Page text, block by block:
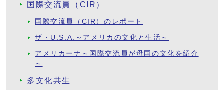
国際交流員（CIR）
国際交流員（CIR）のレポート
ザ・U.S.A.～アメリカの文化と生活～
アメリカーナ～国際交流員が母国の文化を紹介
～
多文化共生